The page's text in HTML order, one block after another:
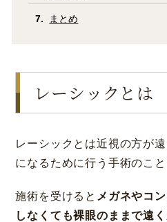
まとめ
レーシックとは
レーシックとは近視の方が
になるために行う手術のこと
施術を受けると メガネやコ
しなくても裸眼のままで遠